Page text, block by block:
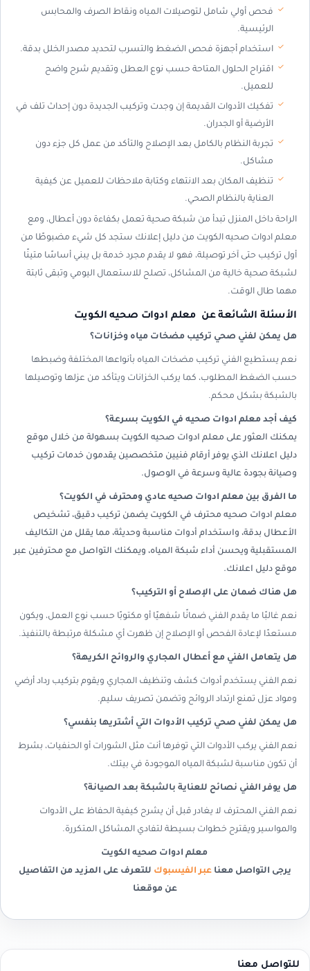
فحص أولي شامل لتوصيلات المياه ونقاط الصرف والمحابس
الرئيسية.
استخدام أجهزة فحص الضغط والتسرب لتحديد مصدر الخلل بدقة.
اقتراح الحلول المتاحة حسب نوع العطل وتقديم شرح واضح
للعميل.
تفكيك الأدوات القديمة إن وجدت وتركيب الجديدة دون إحداث تلف في
الأرضية أو الجدران.
تجربة النظام بالكامل بعد الإصلاح والتأكد من عمل كل جزء دون
مشاكل.
تنظيف المكان بعد الانتهاء وكتابة ملاحظات للعميل عن كيفية
العناية بالنظام الصحي.
الراحة داخل المنزل تبدأ من شبكة صحية تعمل بكفاءة دون أعطال، ومع
معلم ادوات صحيه الكويت من دليل إعلانك ستجد كل شيء مضبوطًا من
أول تركيب حتى آخر توصيلة، فهو لا يقدم مجرد خدمة بل يبني أساسًا متينًا
لشبكة صحية خالية من المشاكل، تصلح للاستعمال اليومي وتبقى ثابتة
مهما طال الوقت.
الأسئلة الشائعة عن معلم ادوات صحيه الكويت
هل يمكن لفني صحي تركيب مضخات مياه وخزانات؟
نعم يستطيع الفني تركيب مضخات المياه بأنواعها المختلفة وضبطها
حسب الضغط المطلوب، كما يركب الخزانات ويتأكد من عزلها وتوصيلها
بالشبكة بشكل محكم.
كيف أجد معلم ادوات صحيه في الكويت بسرعة؟
يمكنك العثور على معلم ادوات صحيه الكويت بسهولة من خلال موقع
دليل اعلانك الذي يوفر أرقام فنيين متخصصين يقدمون خدمات تركيب
وصيانة بجودة عالية وسرعة في الوصول.
ما الفرق بين معلم ادوات صحيه عادي ومحترف في الكويت؟
معلم ادوات صحيه محترف في الكويت يضمن تركيب دقيق، تشخيص
الأعطال بدقة، واستخدام أدوات مناسبة وحديثة، مما يقلل من التكاليف
المستقبلية ويحسن أداء شبكة المياه، ويمكنك التواصل مع محترفين عبر
موقع دليل اعلانك.
هل هناك ضمان على الإصلاح أو التركيب؟
نعم غالبًا ما يقدم الفني ضمانًا شفهيًا أو مكتوبًا حسب نوع العمل، ويكون
مستعدًا لإعادة الفحص أو الإصلاح إن ظهرت أي مشكلة مرتبطة بالتنفيذ.
هل يتعامل الفني مع أعطال المجاري والروائح الكريهة؟
نعم الفني يستخدم أدوات كشف وتنظيف المجاري ويقوم بتركيب رداد أرضي
ومواد عزل تمنع ارتداد الروائح وتضمن تصريف سليم.
هل يمكن لفني صحي تركيب الأدوات التي أشتريها بنفسي؟
نعم الفني يركب الأدوات التي توفرها أنت مثل الشورات أو الحنفيات، بشرط
أن تكون مناسبة لشبكة المياه الموجودة في بيتك.
هل يوفر الفني نصائح للعناية بالشبكة بعد الصيانة؟
نعم الفني المحترف لا يغادر قبل أن يشرح كيفية الحفاظ على الأدوات
والمواسير ويقترح خطوات بسيطة لتفادي المشاكل المتكررة.
معلم ادوات صحيه الكويت
يرجى التواصل معنا عبر الفيسبوك للتعرف على المزيد من التفاصيل
عن موقعنا
للتواصل معنا